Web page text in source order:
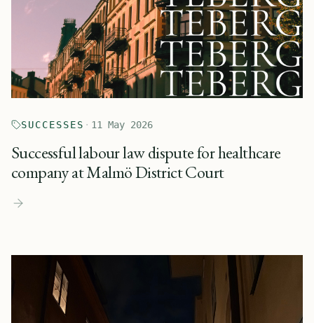
SUCCESSES · 11 May 2026
Successful labour law dispute for healthcare
company at Malmö District Court